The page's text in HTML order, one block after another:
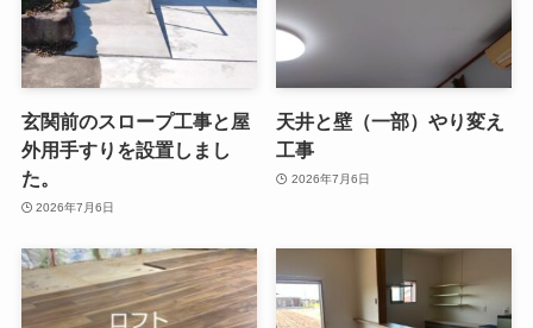
玄関前のスロープ工事と屋
外用手すりを設置しまし
た。
2026年7月6日
天井と壁（一部）やり変え
工事
2026年7月6日